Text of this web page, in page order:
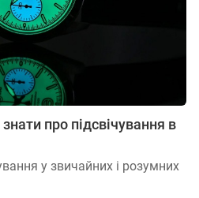
про підсвічування в
у звичайних і розумних